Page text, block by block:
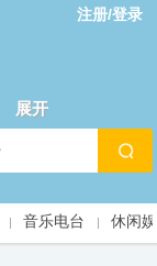
注册/登录
展开
音乐电台 休闲